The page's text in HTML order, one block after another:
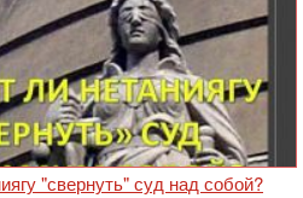
"свернуть" суд над собой?